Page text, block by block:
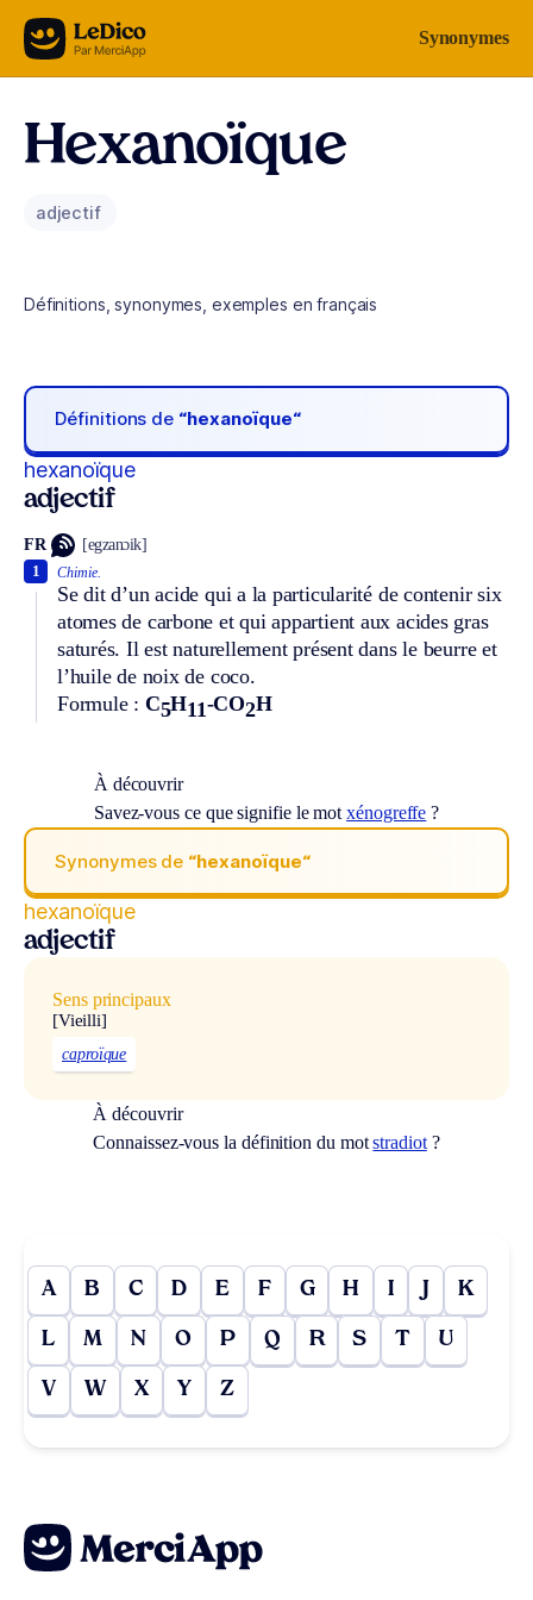
Aller au contenu Synonymes
Hexanoïque
adjectif
Définitions, synonymes, exemples en français
Définitions de “hexanoïque“
hexanoïque
adjectif
FR [egzanɔik]
Chimie.
Se dit d’un acide qui a la particularité de contenir six
atomes de carbone et qui appartient aux acides gras
saturés. Il est naturellement présent dans le beurre et
l’huile de noix de coco.
Formule : C5H11-CO2H
1
À découvrir
Savez-vous ce que signifie le motxénogreffe ?
Synonymes de “hexanoïque“
hexanoïque
adjectif
Sens principaux
[Vieilli]
caproïque
À découvrir
Connaissez-vous la définition du motstradiot?
A B C D E F G H I J K
L M N O P Q R S T U
V W X Y Z